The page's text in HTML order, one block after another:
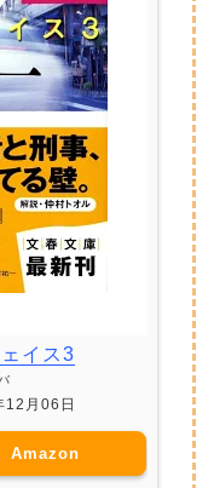
イス3
12月06日
Amazon